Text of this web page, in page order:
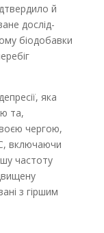
й
дослід­
біодобавки
яка
та,
чергою,
включаючи
частоту
з гіршим